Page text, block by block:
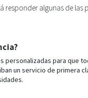
responder algunas de las
personalizadas para que
un servicio de primera